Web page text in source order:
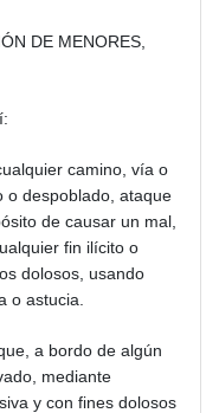
DE MENORES,
camino, vía o
o despoblado, ataque
de causar un mal,
fin ilícito o
dolosos, usando
o astucia.
a bordo de algún
mediante
y con fines dolosos